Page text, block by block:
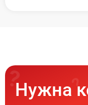
Нужна